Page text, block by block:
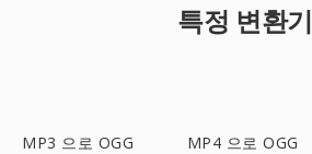
특정 변환기
MP3 으로 OGG MP4 으로 OGG